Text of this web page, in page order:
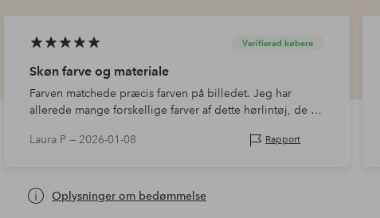
Verifierad købere
Skøn farve og materiale
Farven matchede præcis farven på billedet. Jeg har
allerede mange forskellige farver af dette hørlintøj, de er
Laura P —2026-01-08 Rapport
Oplysninger om bedømmelse